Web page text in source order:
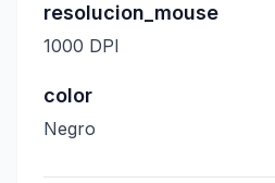
resolucion_mouse
1000 DPI
color
Negro